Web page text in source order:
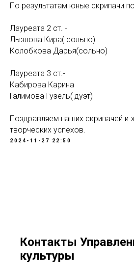
По результатам юные скрипачи
Лауреата 2 ст. -
Лызлова Кира( сольно)
Колобкова Дарья(сольно)
Лауреата 3 ст.-
Кабирова Карина
Галимова Гузель( дуэт)
Поздравляем наших скрипачей
творческих успехов.
2024-11-27 22:50
Контакты
культуры